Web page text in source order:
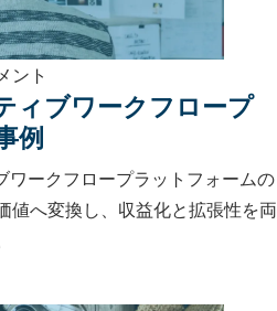
ント
ィブワークフロープ
例
ワークフロープラットフォームの
値へ変換し、収益化と拡張性を両